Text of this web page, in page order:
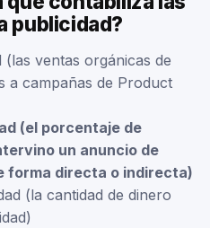
publicidad?
(las ventas orgánicas de
a campañas de Product
(el porcentaje de
un anuncio de
forma directa o indirecta)
(la cantidad de dinero